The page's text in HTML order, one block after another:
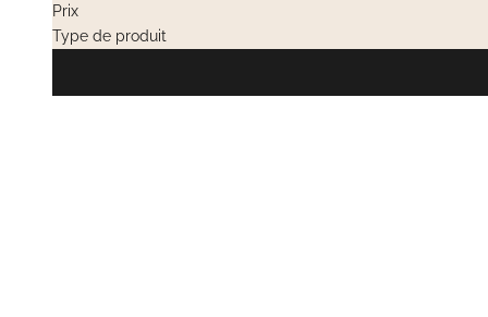
Prix
Type de produit